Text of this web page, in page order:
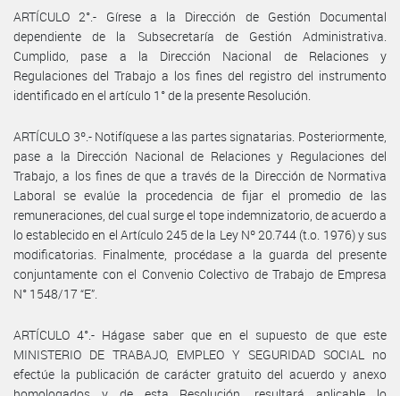
ARTÍCULO 2°.- Gírese a la Dirección de Gestión Documental
dependiente de la Subsecretaría de Gestión Administrativa.
Cumplido, pase a la Dirección Nacional de Relaciones y
Regulaciones del Trabajo a los fines del registro del instrumento
identificado en el artículo 1° de la presente Resolución.
ARTÍCULO 3º.- Notifíquese a las partes signatarias. Posteriormente,
pase a la Dirección Nacional de Relaciones y Regulaciones del
Trabajo, a los fines de que a través de la Dirección de Normativa
Laboral se evalúe la procedencia de fijar el promedio de las
remuneraciones, del cual surge el tope indemnizatorio, de acuerdo a
lo establecido en el Artículo 245 de la Ley Nº 20.744 (t.o. 1976) y sus
modificatorias. Finalmente, procédase a la guarda del presente
conjuntamente con el Convenio Colectivo de Trabajo de Empresa
N° 1548/17 “E”.
ARTÍCULO 4°.- Hágase saber que en el supuesto de que este
MINISTERIO DE TRABAJO, EMPLEO Y SEGURIDAD SOCIAL no
efectúe la publicación de carácter gratuito del acuerdo y anexo